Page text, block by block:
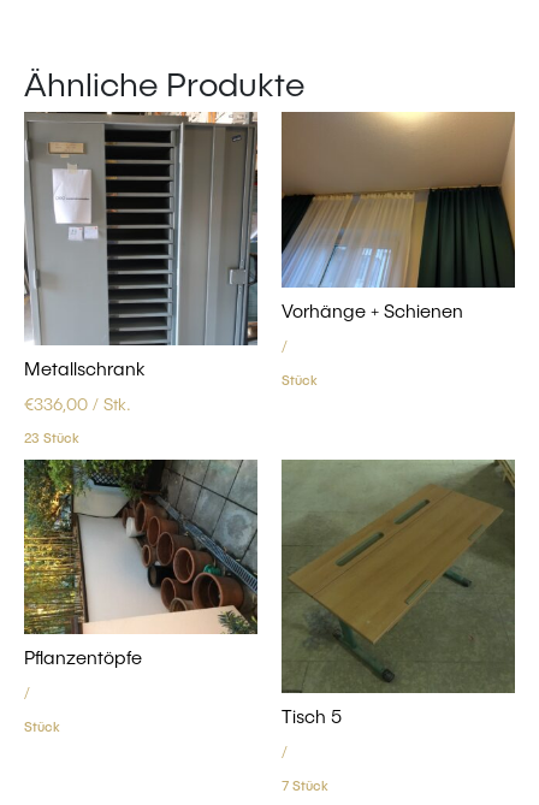
Ähnliche Produkte
Metallschrank
€336,00 / Stk.
23 Stück
Vorhänge + Schienen
/
Stück
Pflanzentöpfe
/
Stück Tisch 5
/
7 Stück